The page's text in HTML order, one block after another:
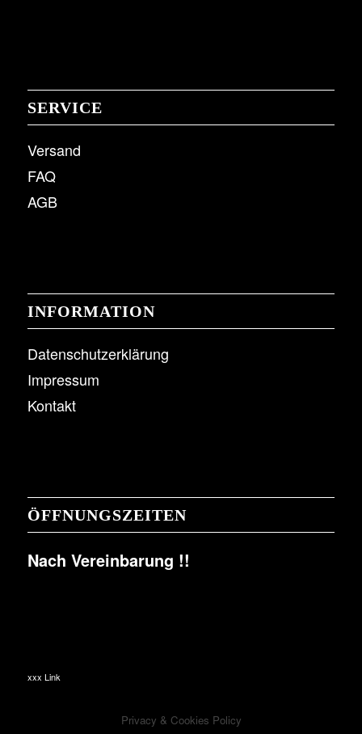
SERVICE
Versand
FAQ
AGB
INFORMATION
Datenschutzerklärung
Impressum
Kontakt
ÖFFNUNGSZEITEN
Nach Vereinbarung !!
xxx Link
Privacy & Cookies Policy